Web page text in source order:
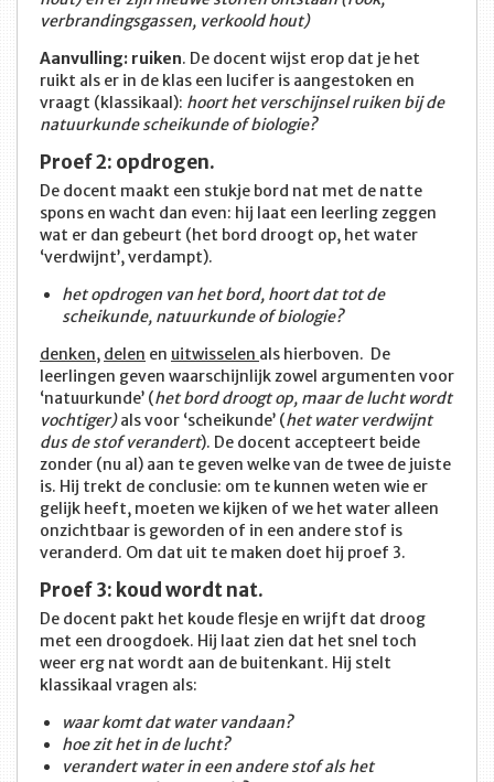
verbrandingsgassen, verkoold hout)
Aanvulling: ruiken. De docent wijst erop dat je het
ruikt als er in de klas een lucifer is aangestoken en
vraagt (klassikaal): hoort het verschijnsel ruiken bij de
natuurkunde scheikunde of biologie?
Proef 2: opdrogen.
De docent maakt een stukje bord nat met de natte
spons en wacht dan even: hij laat een leerling zeggen
wat er dan gebeurt (het bord droogt op, het water
‘verdwijnt’, verdampt).
het opdrogen van het bord, hoort dat tot de
scheikunde, natuurkunde of biologie?
denken, delen en uitwisselen als hierboven. De
leerlingen geven waarschijnlijk zowel argumenten voor
‘natuurkunde’ (het bord droogt op, maar de lucht wordt
vochtiger)als voor ‘scheikunde’ (het water verdwijnt
dus de stof verandert). De docent accepteert beide
zonder (nu al) aan te geven welke van de twee de juiste
is. Hij trekt de conclusie: om te kunnen weten wie er
gelijk heeft, moeten we kijken of we het water alleen
onzichtbaar is geworden of in een andere stof is
veranderd. Om dat uit te maken doet hij proef 3.
Proef 3: koud wordt nat.
De docent pakt het koude flesje en wrijft dat droog
met een droogdoek. Hij laat zien dat het snel toch
weer erg nat wordt aan de buitenkant. Hij stelt
klassikaal vragen als:
waar komt dat water vandaan?
hoe zit het in de lucht?
verandert water in een andere stof als het